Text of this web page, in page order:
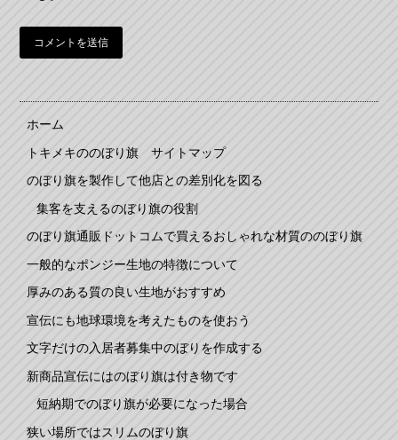
ホーム
トキメキののぼり旗 サイトマップ
のぼり旗を製作して他店との差別化を図る
集客を支えるのぼり旗の役割
のぼり旗通販ドットコムで買えるおしゃれな材質ののぼり旗
一般的なポンジー生地の特徴について
厚みのある質の良い生地がおすすめ
宣伝にも地球環境を考えたものを使おう
文字だけの入居者募集中のぼりを作成する
新商品宣伝にはのぼり旗は付き物です
短納期でのぼり旗が必要になった場合
狭い場所ではスリムのぼり旗